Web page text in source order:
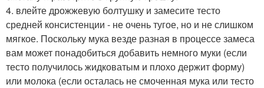
4. влейте дрожжевую болтушку и замесите тесто
средней консистенции - не очень тугое, но и не слишком
мягкое. Поскольку мука везде разная в процессе замеса
вам может понадобиться добавить немного муки (если
тесто получилось жидковатым и плохо держит форму)
или молока (если осталась не смоченная мука или тесто